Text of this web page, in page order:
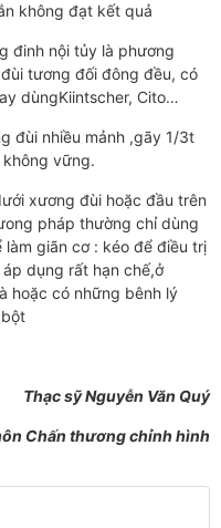
không đạt kết quả
đinh nội tủy là phương
tương đối đông đều, có
dùngKiintscher, Cito…
đùi nhiều mảnh ,gãy 1/3t
vững.
xương đùi hoặc đầu trên
pháp thường chỉ dùng
giãn cơ : kéo để điều trị
dụng rất hạn chế,ở
hoặc có những bênh lý
Thạc sỹ Nguyễn Văn Quý
Chấn thương chỉnh hình